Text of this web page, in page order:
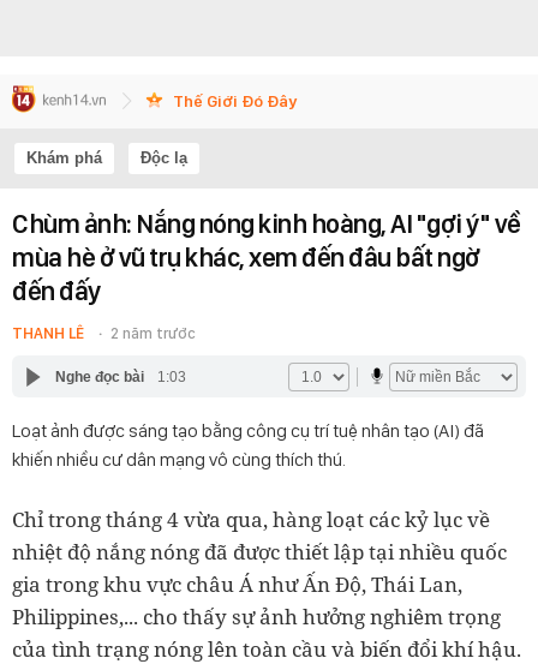
Thế Giới Đó Đây
Khám phá Độc lạ
Chùm ảnh: Nắng nóng kinh hoàng, AI "gợi ý" về
mùa hè ở vũ trụ khác, xem đến đâu bất ngờ
đến đấy
THANH LÊ 2 năm trước
Nghe đọc bài 1:03
Loạt ảnh được sáng tạo bằng công cụ trí tuệ nhân tạo (AI) đã
khiến nhiều cư dân mạng vô cùng thích thú.
Chỉ trong tháng 4 vừa qua, hàng loạt các kỷ lục về
nhiệt độ nắng nóng đã được thiết lập tại nhiều quốc
gia trong khu vực châu Á như Ấn Độ, Thái Lan,
Philippines,... cho thấy sự ảnh hưởng nghiêm trọng
của tình trạng nóng lên toàn cầu và biến đổi khí hậu.